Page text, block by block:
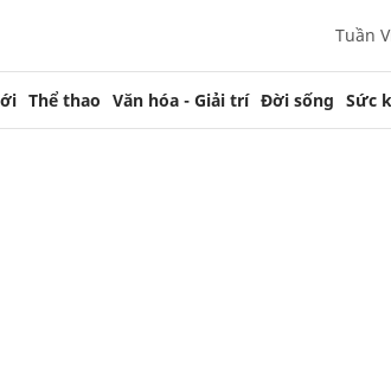
Tuần
Thể thao Văn hóa - Giải trí Đời sống Sức